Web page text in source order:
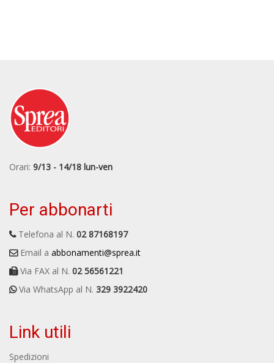
Orari: 9/13 - 14/18 lun-ven
Per abbonarti
Telefona al N. 02 87168197
Email a abbonamenti@sprea.it
Via FAX al N. 02 56561221
Via WhatsApp al N. 329 3922420
Link utili
Spedizioni